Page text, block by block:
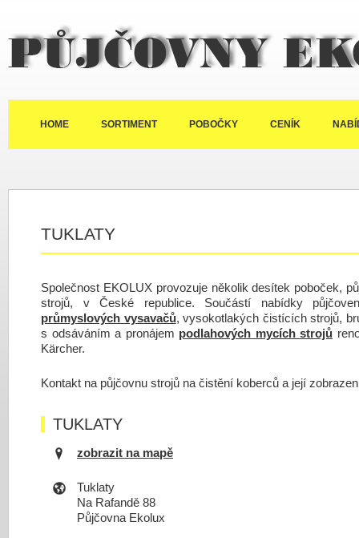
Půjčovny Ekolux
HOME SORTIMENT POBOČKY CENÍK
TUKLATY
Společnost EKOLUX provozuje několik desítek poboček,
strojů, v České republice. Součástí nabídky
průmyslových vysavačů, vysokotlakých čistících strojů,
s odsáváním a pronájem podlahových mycích strojů
Kärcher.
Kontakt na půjčovnu strojů na čistění koberců a její
TUKLATY
zobrazit na mapě
Tuklaty
Na Rafandě 88
Půjčovna Ekolux